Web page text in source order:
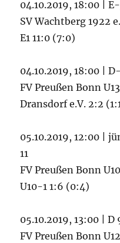
04.10.2019, 18:00 |
SV Wachtberg 1922
E1 11:0 (7:0)
04.10.2019, 18:00 |
FV Preußen Bonn
Dransdorf e.V. 2:2
05.10.2019, 12:00 |
11
FV Preußen Bonn
U10-1 1:6 (0:4)
05.10.2019, 13:00 |
FV Preußen Bonn